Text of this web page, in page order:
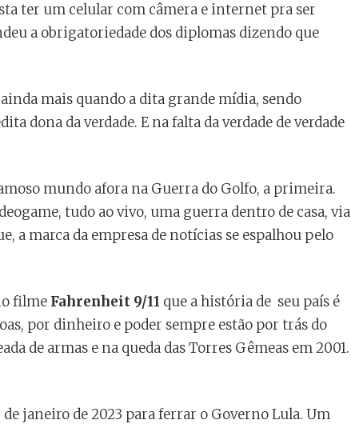
ter um celular com câmera e internet pra ser
a obrigatoriedade dos diplomas dizendo que
mais quando a dita grande mídia, sendo
dona da verdade. E na falta da verdade de verdade
mundo afora na Guerra do Golfo, a primeira.
tudo ao vivo, uma guerra dentro de casa, via
a marca da empresa de notícias se espalhou pelo
filme Fahrenheit 9/11 que a história de seu país é
por dinheiro e poder sempre estão por trás do
de armas e na queda das Torres Gêmeas em 2001.
janeiro de 2023 para ferrar o Governo Lula. Um